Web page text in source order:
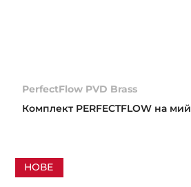
PerfectFlow PVD Brass
Комплект PERFECTFLOW на
НОВЕ